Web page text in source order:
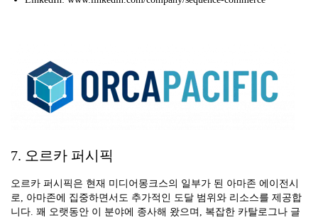
7. 오르카 퍼시픽
오르카 퍼시픽은 현재 미디어몽크스의 일부가 된 아마존 에이전시
로, 아마존에 집중하면서도 추가적인 도달 범위와 리소스를 제공합
니다. 꽤 오랫동안 이 분야에 종사해 왔으며, 복잡한 카탈로그나 글